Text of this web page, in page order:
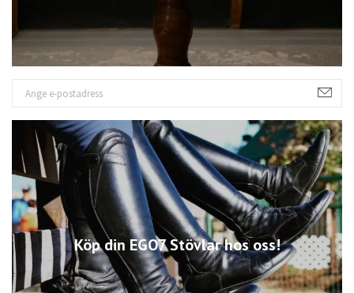
Köp din EGO7 Stövlar hos oss!